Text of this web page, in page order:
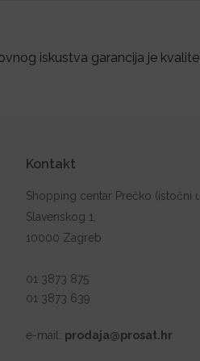
iskustva garancija je
Kontakt
Shopping centar Prečko (istočni
Slavenskog 1,
10000 Zagreb
01 3873 875
01 3873 639
e-mail: prodaja@prosat.hr